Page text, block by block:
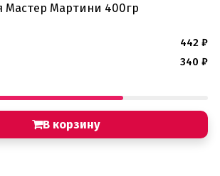
Мастер Мартини 400гр
442 ₽
340 ₽
В корзину